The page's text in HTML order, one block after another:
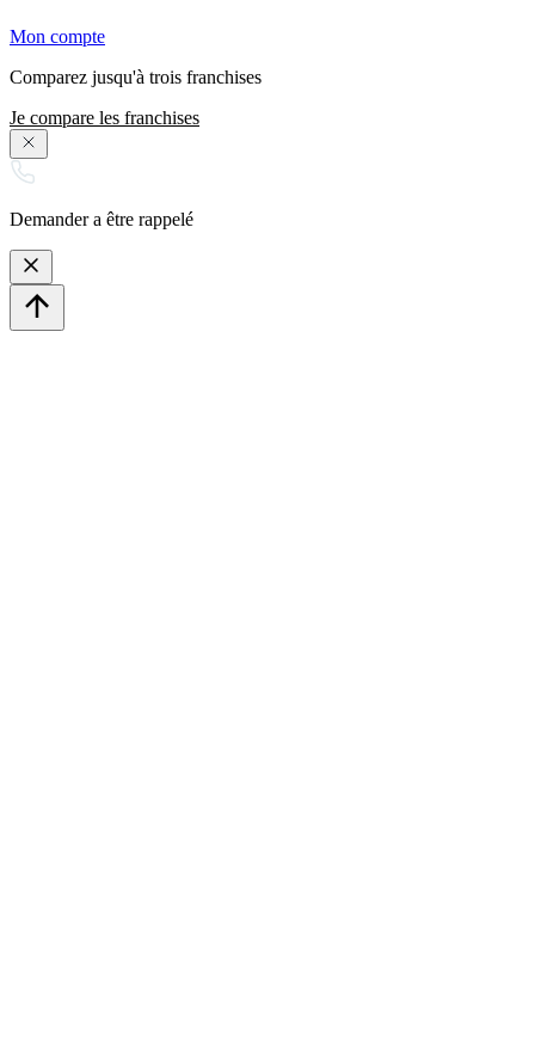
Mon compte
Comparez jusqu'à trois franchises
Je compare les franchises
Demander a être rappelé